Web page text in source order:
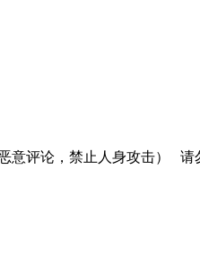
意评论，禁止人身攻击） 请